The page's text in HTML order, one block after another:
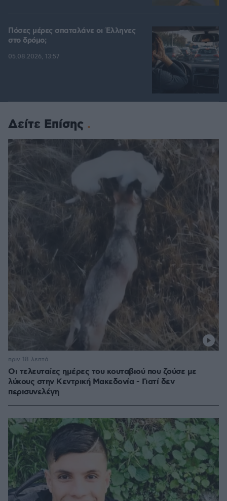
Πόσες μέρες σπαταλάνε οι Έλληνες
στο δρόμο;
05.08.2026, 13:57
Δείτε Επίσης
Οι τελευταίες ημέρες του κουταβιού που ζούσε με
λύκους στην Κεντρική Μακεδονία - Γιατί δεν
περισυνελέγη
πριν 18 λεπτά